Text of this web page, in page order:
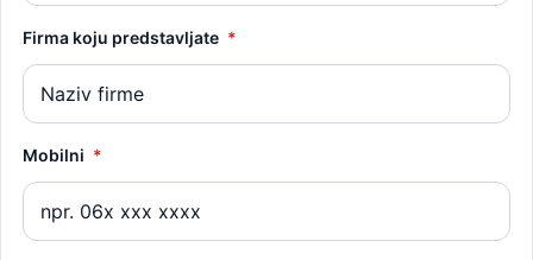
Firma koju predstavljate *
Mobilni *